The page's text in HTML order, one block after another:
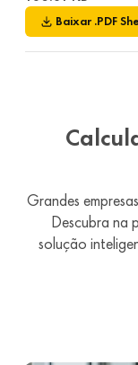
Baixar .PDF
Grandes
Descubra na
solução